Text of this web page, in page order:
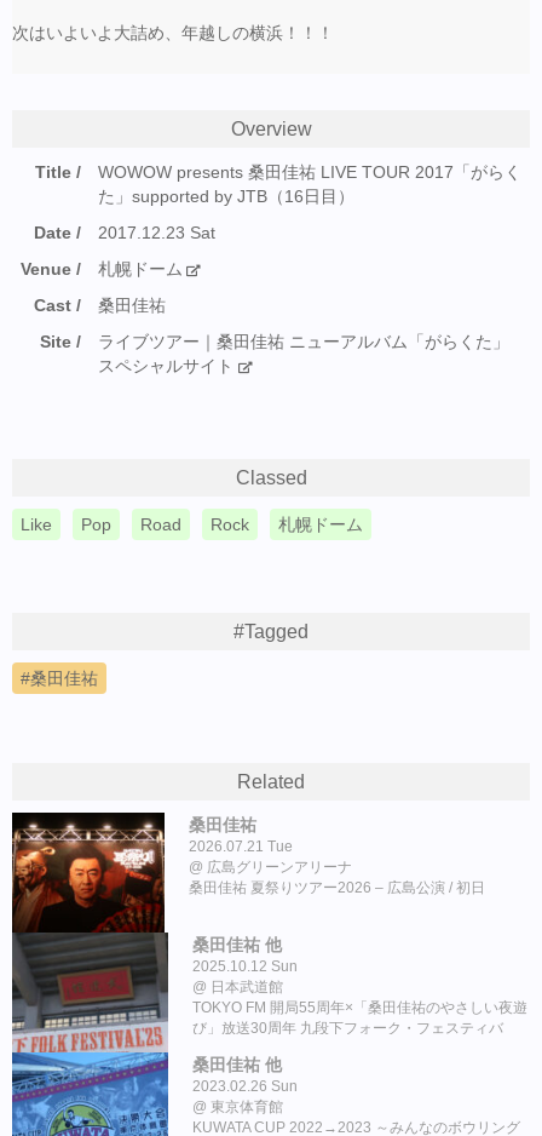
次はいよいよ大詰め、年越しの横浜！！！
Overview
Title
WOWOW presents 桑田佳祐 LIVE TOUR 2017「がらく
た」supported by JTB（16日目）
Date
2017.12.23 Sat
Venue
札幌ドーム
Cast
桑田佳祐
Site
ライブツアー｜桑田佳祐 ニューアルバム「がらくた」
スペシャルサイト
Classed
Like Pop Road Rock 札幌ドーム
#Tagged
桑田佳祐
Related
桑田佳祐
2026.07.21 Tue
広島グリーンアリーナ
桑田佳祐 夏祭りツアー2026 – 広島公演 / 初日
桑田佳祐 他
2025.10.12 Sun
日本武道館
TOKYO FM 開局55周年×「桑田佳祐のやさしい夜遊
び」放送30周年 九段下フォーク・フェスティバ
桑田佳祐 他
2023.02.26 Sun
東京体育館
KUWATA CUP 2022→2023 ～みんなのボウリング